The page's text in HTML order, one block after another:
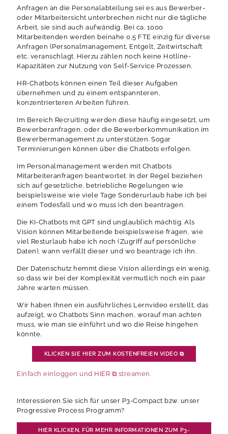
Anfragen an die Personalabteilung sei es aus Bewerber-
oder Mitarbeitersicht unterbrechen nicht nur die tägliche
Arbeit, sie sind auch aufwändig. Bei ca. 1000
Mitarbeitenden werden beinahe 0,5 FTE einzig für diverse
Anfragen (Personalmanagement, Entgelt, Zeitwirtschaft
etc. veranschlagt. Hierzu zählen noch keine Hotline-
Kapazitäten zur Nutzung von Self-Service Prozessen.
HR-Chatbots können einen Teil dieser Aufgaben
übernehmen und zu einem entspannteren,
konzentrierteren Arbeiten führen.
Im Bereich Recruiting werden diese häufig eingesetzt, um
Bewerberanfragen, oder die Bewerberkommunikation im
Bewerbermanagement zu unterstützen. Sogar
Terminierungen können über die Chatbots erfolgen.
Im Personalmanagement werden mit Chatbots
Mitarbeiteranfragen beantwortet. In der Regel beziehen
sich auf gesetzliche, betriebliche Regelungen wie
beispielsweise wie viele Tage Sonderurlaub habe ich bei
einem Todesfall und wo muss ich den beantragen.
Die KI-Chatbots mit GPT sind unglaublich mächtig. Als
Vision können Mitarbeitende beispielsweise fragen, wie
viel Resturlaub habe ich noch (Zugriff auf persönliche
Daten), wann verfällt dieser und wo beantrage ich ihn.
Der Datenschutz hemmt diese Vision allerdings ein wenig,
so dass wir bei der Komplexität vermutlich noch ein paar
Jahre warten müssen.
Wir haben Ihnen ein ausführliches Lernvideo erstellt, das
aufzeigt, wo Chatbots Sinn machen, worauf man achten
muss, wie man sie einführt und wo die Reise hingehen
könnte.
KLICKEN SIE HIER ZUM KOSTENFREIEN VIDEO ⧉
Einfach einloggen und HIER ⧉ streamen.
Interessieren Sie sich für unser P3-Compact bzw. unser
Progressive Process Programm?
HIER KLICKEN, FÜR MEHR INFORMATIONEN ZUM P3-